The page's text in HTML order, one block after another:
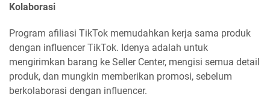
Kolaborasi
Program afiliasi TikTok memudahkan kerja sama produk
dengan influencer TikTok. Idenya adalah untuk
mengirimkan barang ke Seller Center, mengisi semua detail
produk, dan mungkin memberikan promosi, sebelum
berkolaborasi dengan influencer.